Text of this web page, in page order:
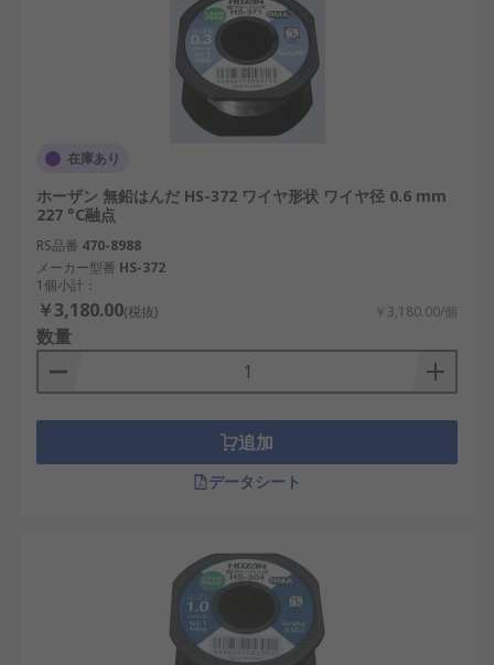
在庫あり
ホーザン 無鉛はんだ HS-372 ワイヤ形状 ワイヤ径 0.6 mm
227 °C融点
RS品番 470-8988
メーカー型番 HS-372
1個小計：
￥3,180.00(税抜) ￥3,180.00/個
数量
追加
データシート